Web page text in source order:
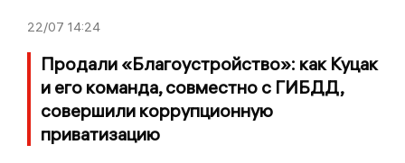
22/07 14:24
Продали «Благоустройство»: как Куцак
и его команда, совместно с ГИБДД,
совершили коррупционную
приватизацию